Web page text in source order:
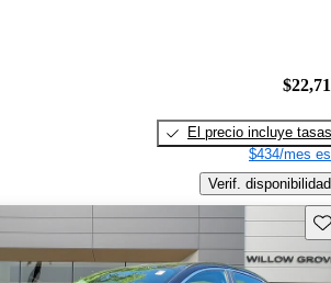
El precio incluye tasas
$434/mes
Verif. disponibilidad